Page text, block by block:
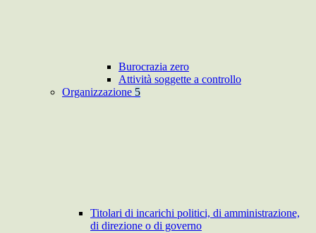
Burocrazia zero
Attività soggette a controllo
Organizzazione 5
Titolari di incarichi politici, di amministrazione,
di direzione o di governo